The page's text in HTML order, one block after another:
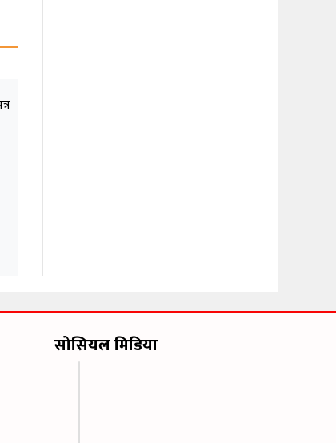
सोसियल मिडिया